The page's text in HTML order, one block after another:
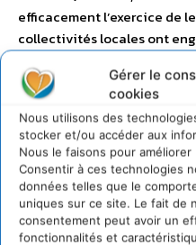
Gérer le
cookies
Nous utilisons des
stocker et/ou accéder aux
Nous le faisons pour améliorer
Consentir à ces technologies
données telles que le
uniques sur ce site. Le fait de
consentement peut avoir un
fonctionnalités et
efficacement l’exercice de
collectivités locales ont
meilleur coût (équilibre
service). Cette démarche
les Français et par
l’optimisation des services
acceptée par les Français
par les élus (83 %). Les
permettant de maîtriser les
c’est un moyen de gérer au